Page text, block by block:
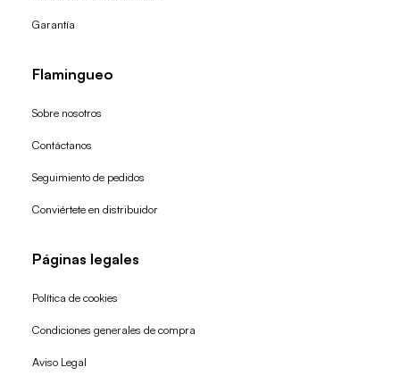
Garantía
Flamingueo
Sobre nosotros
Contáctanos
Seguimiento de pedidos
Conviértete en distribuidor
Páginas legales
Política de cookies
Condiciones generales de compra
Aviso Legal